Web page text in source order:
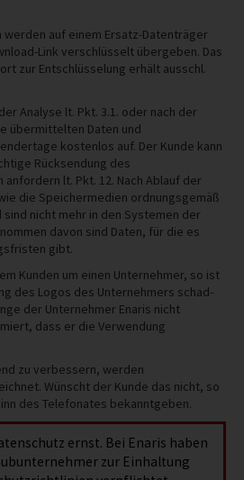
auf einem Ersatz-Datenträger
Link verschlüsselt übergeben. Das
zur Entschlüsselung erhält ausschl.
Analyse lt. Pkt. 3.1. oder nach der
übermittelten Daten und
kostenlos auf. Der Kunde kann
Rücksendung des
anfordern lt. Pkt. 12. Nach Ablauf der
die Speichermedien ordnungsgemäß
nicht mehr in den Systemen der
davon sind Daten, für die es
gibt.
Kunden um einen Unternehmer, so ist
des Logos des Unternehmers schad-
der Unternehmer Enaris nicht
dass er die Verwendung
zu verbessern, werden
Wünscht der Kunde das nicht, so
des Telefonates bekanntgeben.
ernst. Bei Enaris haben
zur Einhaltung